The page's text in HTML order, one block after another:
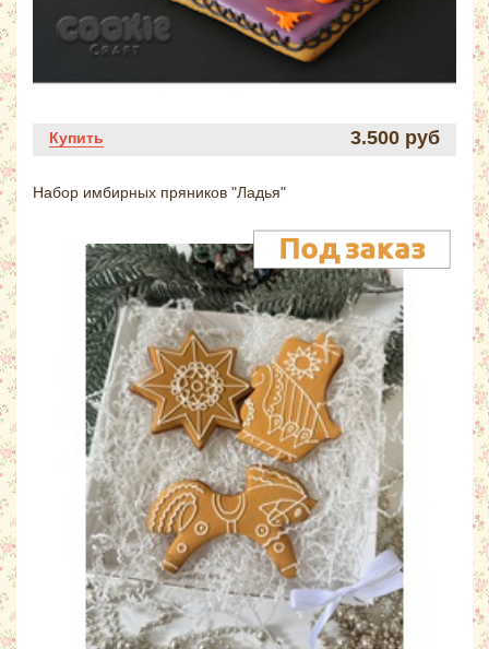
Купить 3.500 руб
Набор имбирных пряников "Ладья"